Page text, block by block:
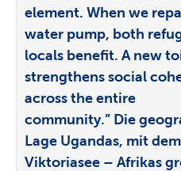
element. When we
water pump, both
locals benefit. A new
strengthens social
across the entire
community.” Die
Lage Ugandas, mit dem
Viktoriasee – Afrikas